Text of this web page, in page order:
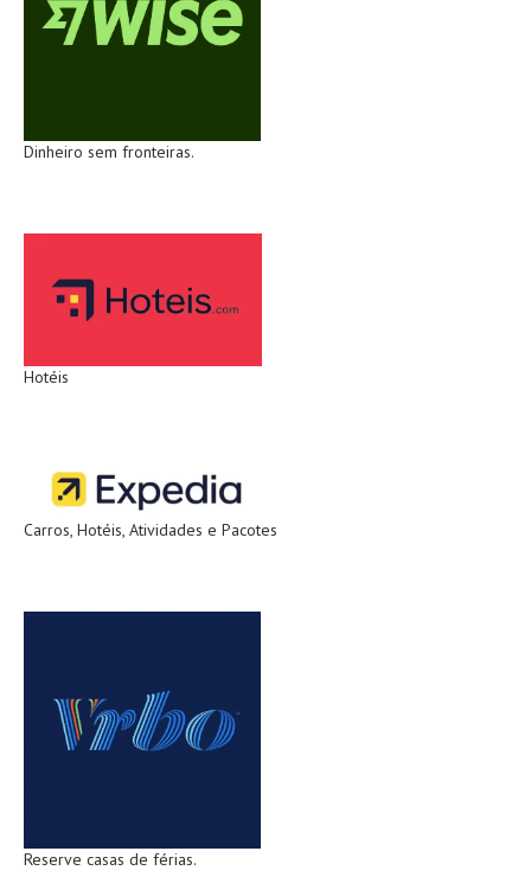
Dinheiro sem fronteiras.
Hotéis
Carros, Hotéis, Atividades e Pacotes
Reserve casas de férias.